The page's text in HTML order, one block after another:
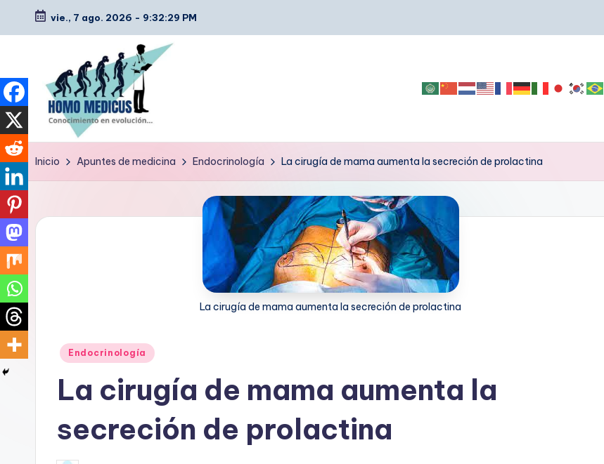
Saltar
contenido
vie., 7 ago. 2026 - 9:32:30 PM
H
o
m
Guías
resúmenes,
Inicio Apuntes de medicina Endocrinología La cirugía de mama aumenta la secreción de prolactina
La cirugía de mama aumenta la secreción de prolactina
Publicado
Endocrinología
La cirugía de mama aumenta la
secreción de prolactina